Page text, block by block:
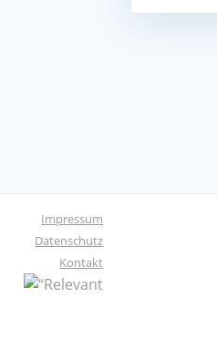
Impressum
Datenschutz
Kontakt